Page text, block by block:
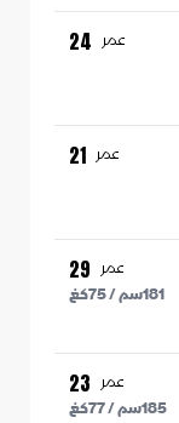
عمر 24
عمر 21
عمر 29
181سم /75كغ
عمر 23
185سم /77كغ